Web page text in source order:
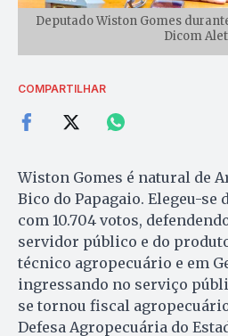
Deputado Wiston Gomes
Dicom
COMPARTILHAR
Wiston Gomes é natural de
Bico do Papagaio. Elegeu-se
com 10.704 votos,
servidor público e do
técnico agropecuário e em
ingressando no serviço
se tornou fiscal
Defesa Agropecuária do